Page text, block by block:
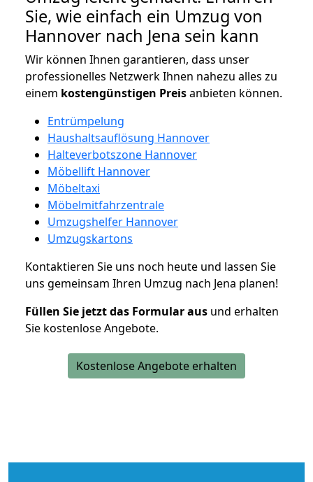
Sie, wie einfach ein Umzug von
Hannover nach Jena sein kann
Wir können Ihnen garantieren, dass unser
professionelles Netzwerk Ihnen nahezu alles zu
einem kostengünstigen Preisanbieten können.
Entrümpelung
Haushaltsauflösung Hannover
Halteverbotszone Hannover
Möbellift Hannover
Möbeltaxi
Möbelmitfahrzentrale
Umzugshelfer Hannover
Umzugskartons
Kontaktieren Sie uns noch heute und lassen Sie
uns gemeinsam Ihren Umzug nach Jena planen!
Füllen Sie jetzt das Formular aus und erhalten
Sie kostenlose Angebote.
Kostenlose Angebote erhalten